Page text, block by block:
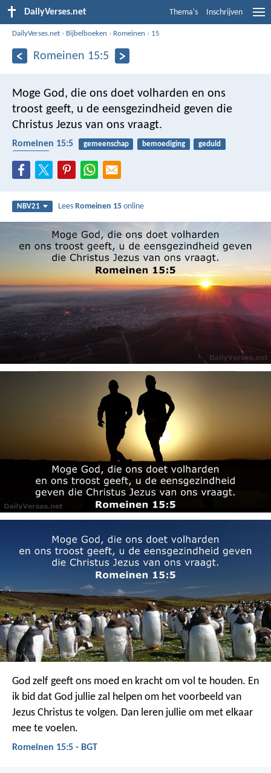
DailyVerses.net Thema's Inschrijven
DailyVerses.net › Bijbelboeken › Romeinen › 15
Romeinen 15:5
Moge God, die ons doet volharden en ons
troost geeft, u de eensgezindheid geven die
Christus Jezus van ons vraagt.
Romeinen 15:5 gemeenschap bemoediging
geduld
NBV21 LeesRomeinen 15 online
God zelf geeft ons moed en kracht om vol te houden. En
ik bid dat God jullie zal helpen om het voorbeeld van
Jezus Christus te volgen. Dan leren jullie om met elkaar
mee te voelen.
Romeinen 15:5 - BGT